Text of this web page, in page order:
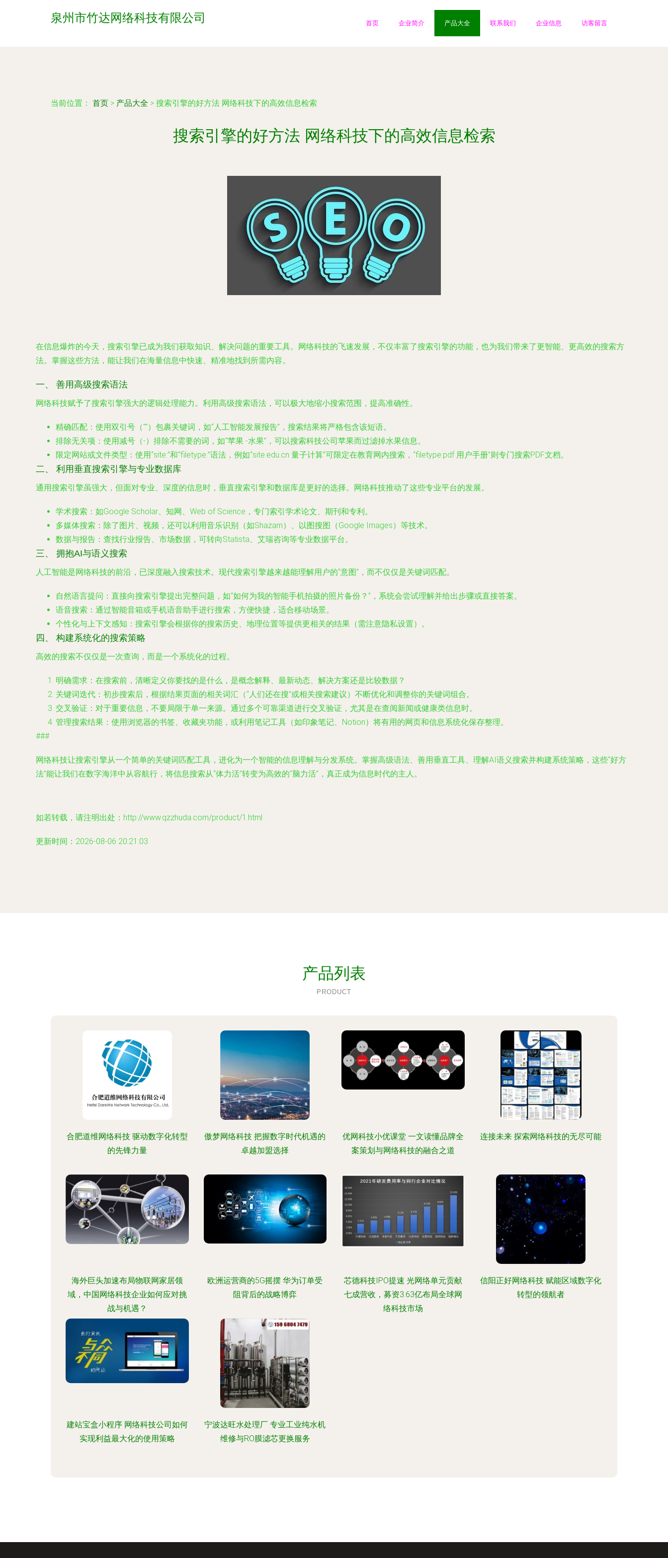
泉州市竹达网络科技有限公司 首页 企业简介 产品大全 联系我们 企业信息 访客留言
当前位置： 首页 > 产品大全 > 搜索引擎的好方法 网络科技下的高效信息检索
搜索引擎的好方法 网络科技下的高效信息检索
在信息爆炸的今天，搜索引擎已成为我们获取知识、解决问题的重要工具。网络科技的飞速发展，不仅丰富了搜索引擎的功能，也为我们带来了更智能、更高效的搜索方
法。掌握这些方法，能让我们在海量信息中快速、精准地找到所需内容。
一、 善用高级搜索语法
网络科技赋予了搜索引擎强大的逻辑处理能力。利用高级搜索语法，可以极大地缩小搜索范围，提高准确性。
精确匹配 ：使用双引号（""）包裹关键词，如“人工智能发展报告”，搜索结果将严格包含该短语。
排除无关项 ：使用减号（-）排除不需要的词，如“苹果 -水果”，可以搜索科技公司苹果而过滤掉水果信息。
限定网站或文件类型 ：使用“site:”和“filetype:”语法，例如“site:edu.cn 量子计算”可限定在教育网内搜索，“filetype:pdf 用户手册”则专门搜索PDF文档。
二、 利用垂直搜索引擎与专业数据库
通用搜索引擎虽强大，但面对专业、深度的信息时，垂直搜索引擎和数据库是更好的选择。网络科技推动了这些专业平台的发展。
学术搜索 ：如Google Scholar、知网、Web of Science，专门索引学术论文、期刊和专利。
多媒体搜索 ：除了图片、视频，还可以利用音乐识别（如Shazam）、以图搜图（Google Images）等技术。
数据与报告 ：查找行业报告、市场数据，可转向Statista、艾瑞咨询等专业数据平台。
三、 拥抱AI与语义搜索
人工智能是网络科技的前沿，已深度融入搜索技术。现代搜索引擎越来越能理解用户的“意图”，而不仅仅是关键词匹配。
自然语言提问 ：直接向搜索引擎提出完整问题，如“如何为我的智能手机拍摄的照片备份？”，系统会尝试理解并给出步骤或直接答案。
语音搜索 ：通过智能音箱或手机语音助手进行搜索，方便快捷，适合移动场景。
个性化与上下文感知 ：搜索引擎会根据你的搜索历史、地理位置等提供更相关的结果（需注意隐私设置）。
四、 构建系统化的搜索策略
高效的搜索不仅仅是一次查询，而是一个系统化的过程。
明确需求 ：在搜索前，清晰定义你要找的是什么，是概念解释、最新动态、解决方案还是比较数据？
关键词迭代 ：初步搜索后，根据结果页面的相关词汇（“人们还在搜”或相关搜索建议）不断优化和调整你的关键词组合。
交叉验证 ：对于重要信息，不要局限于单一来源。通过多个可靠渠道进行交叉验证，尤其是在查阅新闻或健康类信息时。
管理搜索结果 ：使用浏览器的书签、收藏夹功能，或利用笔记工具（如印象笔记、Notion）将有用的网页和信息系统化保存整理。
###
网络科技让搜索引擎从一个简单的关键词匹配工具，进化为一个智能的信息理解与分发系统。掌握高级语法、善用垂直工具、理解AI语义搜索并构建系统策略，这些“好方
法”能让我们在数字海洋中从容航行，将信息搜索从“体力活”转变为高效的“脑力活”，真正成为信息时代的主人。
如若转载，请注明出处：http://www.qzzhuda.com/product/1.html
更新时间：2026-08-06 20:21:03
产品列表
PRODUCT
合肥道维网络科技 驱动数字化转型
的先锋力量
傲梦网络科技 把握数字时代机遇的
卓越加盟选择
优网科技小优课堂 一文读懂品牌全
案策划与网络科技的融合之道
连接未来 探索网络科技的无尽可能
海外巨头加速布局物联网家居领
域，中国网络科技企业如何应对挑
战与机遇？
欧洲运营商的5G摇摆 华为订单受
阻背后的战略博弈
芯德科技IPO提速 光网络单元贡献
七成营收，募资3.63亿布局全球网
络科技市场
信阳正好网络科技 赋能区域数字化
转型的领航者
建站宝盒小程序 网络科技公司如何
实现利益最大化的使用策略
宁波达旺水处理厂 专业工业纯水机
维修与RO膜滤芯更换服务